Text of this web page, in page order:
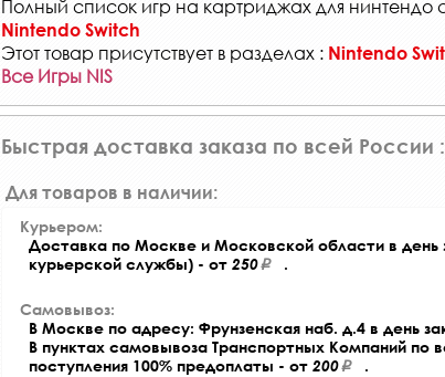
Полный список игр на картриджах для нинтендо
Nintendo Switch
Этот товар присутствует в разделах : Nintendo
Все Игры NIS
Быстрая доставка заказа по всей России :
Для товаров в наличии:
Курьером:
Доставка по Москве и Московской области в день
курьерской службы) - от 250 .
Самовывоз:
В Москве по адресу: Фрунзенская наб. д.4 в день
В пунктах самовывоза Транспортных Компаний по
поступления 100% предоплаты - от 200 .